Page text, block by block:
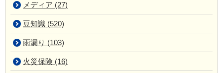
メディア (27)
豆知識 (520)
雨漏り (103)
火災保険 (16)